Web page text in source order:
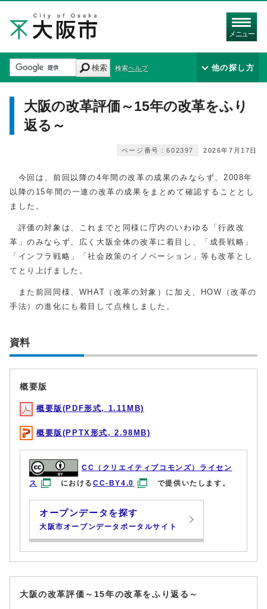
メニュー
検索 検索ヘルプ 他の探し方
大阪の改革評価～15年の改革をふり
返る～
2026年7月17日
ページ番号：602397
今回は、前回以降の4年間の改革の成果のみならず、2008年
以降の15年間の一連の改革の成果をまとめて確認することとし
ました。
評価の対象は、これまでと同様に庁内のいわゆる「行政改
革」のみならず、広く大阪全体の改革に着目し、「成長戦略」
「インフラ戦略」「社会政策のイノベーション」等も改革とし
てとり上げました。
また前回同様、WHAT（改革の対象）に加え、HOW（改革の
手法）の進化にも着目して点検しました。
資料
概要版
概要版(PDF形式, 1.11MB)
概要版(PPTX形式, 2.98MB)
CC（クリエイティブコモンズ）ライセン
ス
におけるCC-BY4.0 で提供いたします。
オープンデータを探す
大阪市オープンデータポータルサイト
大阪の改革評価～15年の改革をふり返る～